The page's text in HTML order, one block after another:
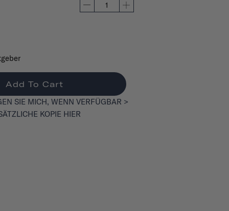
Add To Cart
SIE MICH, WENN VERFÜGBAR >
KOPIE HIER